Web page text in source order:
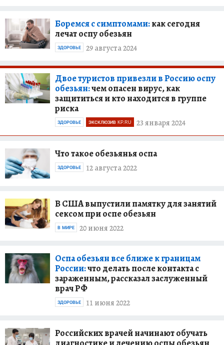
Боремся с симптомами:как сегодня
лечат оспу обезьян
29 августа 2024
ЗДОРОВЬЕ
Двое туристов привезли в Россию оспу
обезьян:чем опасен вирус, как
защититься и кто находится в группе
риска
23 января 2024
ЗДОРОВЬЕ ЭКСКЛЮЗИВ KP.RU
Что такое обезьянья оспа
12 августа 2022
ЗДОРОВЬЕ
В США выпустили памятку для занятий
сексом при оспе обезьян
20 июня 2022
В МИРЕ
Оспа обезьян все ближе к границам
России:что делать после контакта с
зараженным, рассказал заслуженный
врач РФ
11 июня 2022
ЗДОРОВЬЕ
Российских врачей начинают обучать